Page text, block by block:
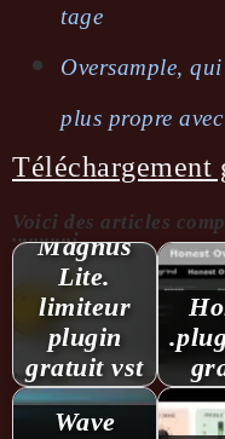
tage
Over­sample,
plus propre
Téléchargement
Voici des articles
...........:
HoRNet
Magnus
Lite.
limiteur
plugin
gratuit vst
Wave